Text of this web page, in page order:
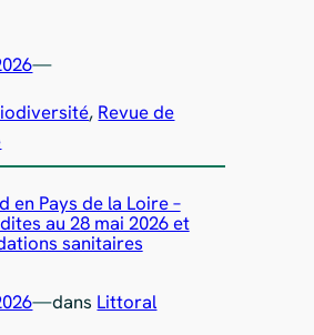
—
, Revue de
en Pays de la Loire –
au 28 mai 2026 et
sanitaires
—dans Littoral